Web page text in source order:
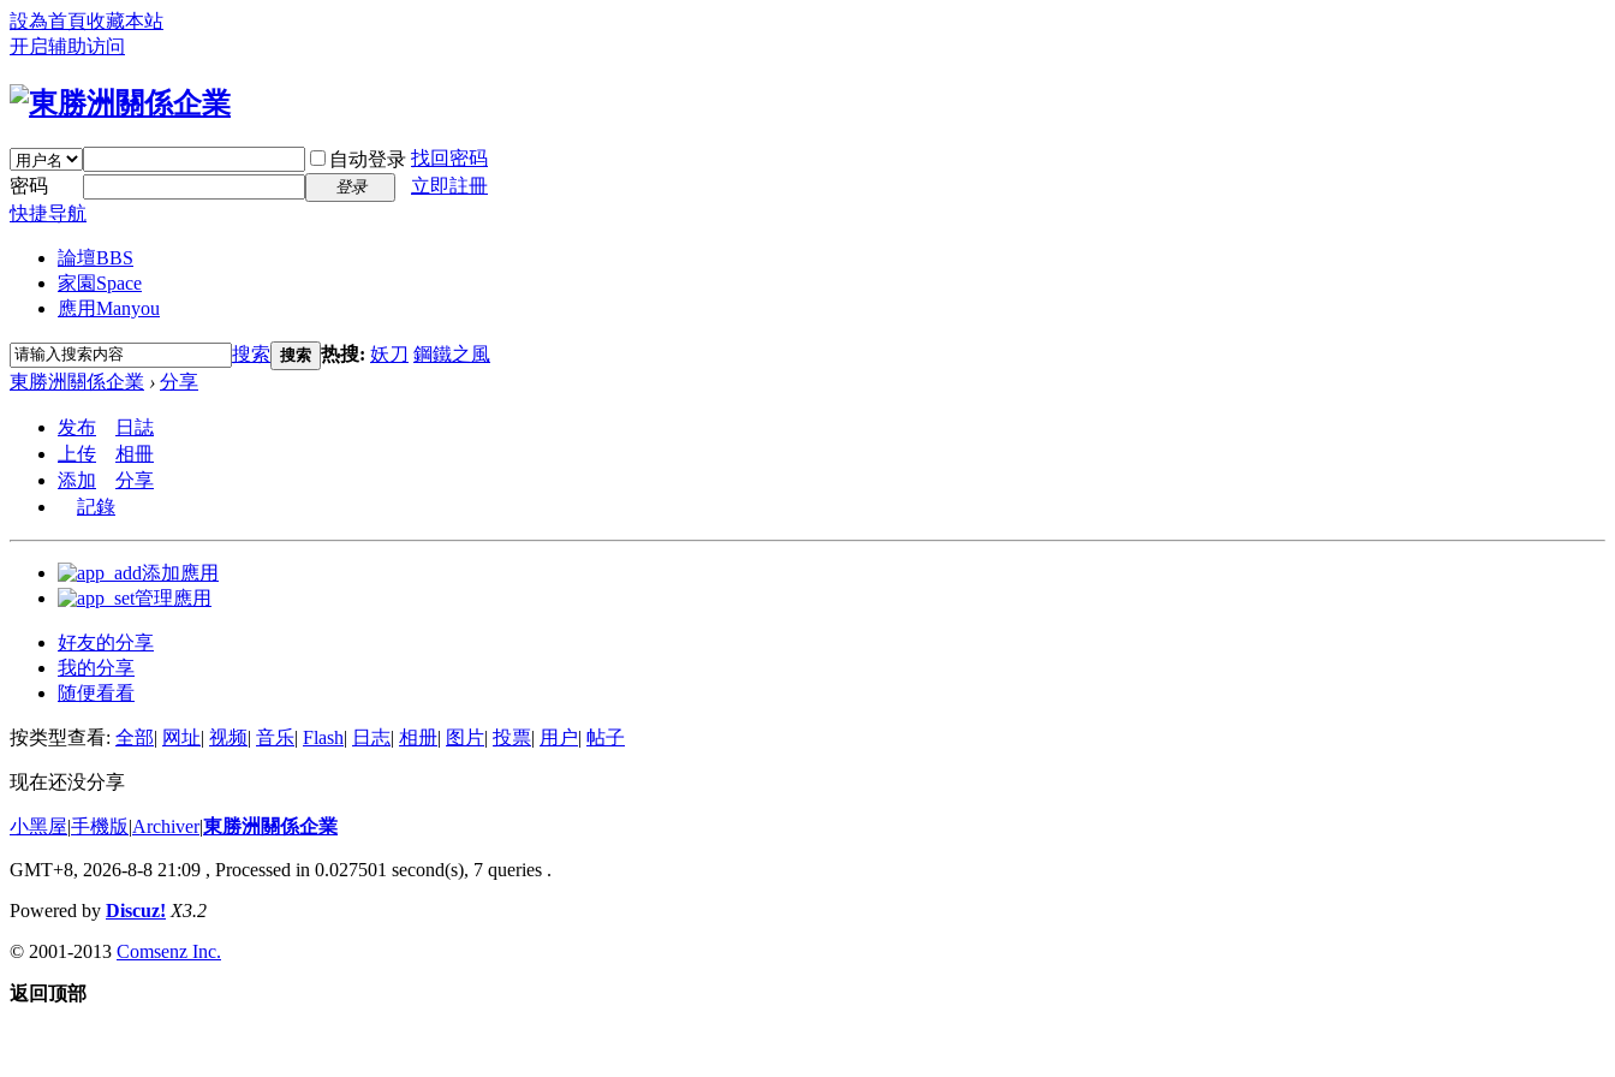
設為首頁收藏本站
开启辅助访问
自动登录 找回密码
密码
登录
立即註冊
快捷导航
論壇BBS
家園 Space
應用Manyou
搜索 搜索 热搜: 妖刀 鋼鐵之風
東勝洲關係企業 › 分享
发布
日誌
上传
相冊
添加
分享
記錄
添加應用
管理應用
好友的分享
我的分享
随便看看
按类型查看: 全部| 网址| 视频| 音乐| Flash| 日志| 相册| 图片| 投票| 用户| 帖子
现在还没分享
小黑屋|手機版|Archiver|東勝洲關係企業
GMT+8, 2026-8-8 21:09 , Processed in 0.027501 second(s), 7 queries .
Powered by Discuz! X3.2
© 2001-2013 Comsenz Inc.
返回顶部